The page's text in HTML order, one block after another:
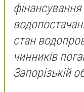
стан
чинників
Запорізькій